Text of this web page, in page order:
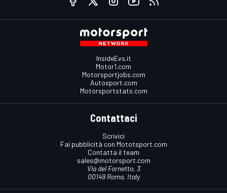
InsideEvs.it
Motor1.com
Motorsportjobs.com
Autosport.com
Motorsportstats.com
Contattaci
Scrivici
Fai pubblicità con Mototsport.com
Contatta il team
sales@motorsport.com
Via del Fornetto, 3
00149 Roma, Italy